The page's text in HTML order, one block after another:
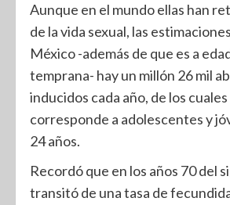
Aunque en el mundo ellas han
de la vida sexual, las
México -además de que es a
temprana- hay un millón 26 mil
inducidos cada año, de los
corresponde a adolescentes y
24 años.
Recordó que en los años 70 del
transitó de una tasa de